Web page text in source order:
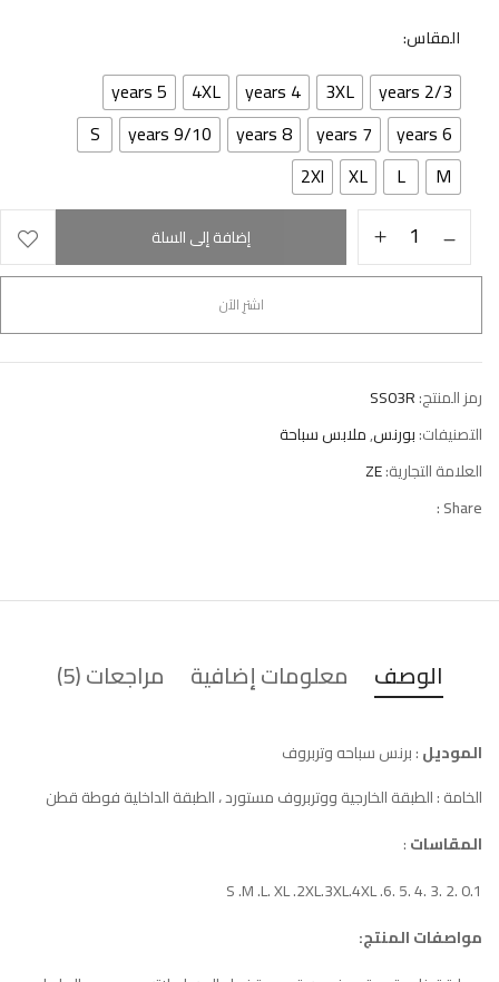
المقاس
2/3 years
2Xl
3XL
4 years
4XL
5 years
6 years
7 years
8 years
9/10 years
L
M
S
XL
إضافة إلى السلة
اشترِ الآن
رمز المنتج:SS03R
التصنيفات:بورنس,ملابس سباحة
العلامة التجارية:ZE
Share :
الوصف معلومات إضافية مراجعات (5)
الموديل: برنس سباحه وتربروف
الخامة : الطبقة الخارجية ووتربروف مستورد ، الطبقة الداخلية فوطة قطن
المقاسات:
0.1 .2 .3 .4 .5 .6. S .M .L. XL .2XL.3XL.4XL
مواصفات المنتج: